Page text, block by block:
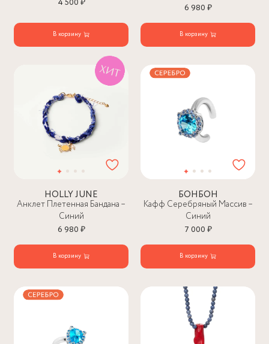
4 500 ₽
В корзину
6 980 ₽
В корзину
HOLLY JUNE
Анклет Плетенная Бандана –
Синий
6 980 ₽
В корзину
БОНБОН
Кафф Серебряный Массив –
Синий
7 000 ₽
В корзину